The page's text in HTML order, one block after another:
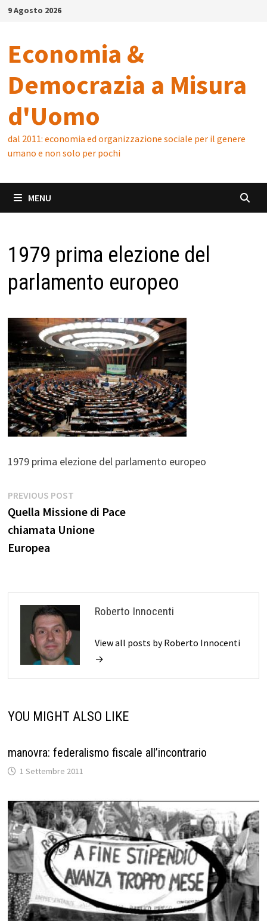
Skip9 Agosto 2026
Economia &
Democrazia a Misura
d'Uomo
dal 2011: economia ed organizzazione sociale per il genere
umano e non solo per pochi
MENU
1979 prima elezione del
parlamento europeo
1979 prima elezione del parlamento europeo
Navigazione
articoli
PREVIOUS POSTPrevious
post:
Quella Missione di Pace
chiamata Unione
Europea
Roberto Innocenti
View all posts by Roberto Innocenti
→
YOU MIGHT ALSO LIKE
manovra: federalismo fiscale all’incontrario
1 Settembre 2011